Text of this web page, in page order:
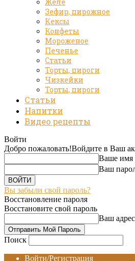
Зефир, пирожное
Кексы
Конфеты
Мороженое
Печенье
Статьи
Торты, пироги
Чизкейки
Торты, пироги
Статьи
Напитки
Видео рецепты
Войти
Добро пожаловать!Войдите в Ваш
Ваше имя
Ваш
Вы забыли свой пароль?
Восстановление пароля
Восстановите свой пароль
Ваш
Поиск
Войти/Регистрация